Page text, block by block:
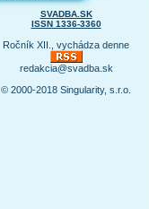
SVADBA.SK
ISSN 1336-3360
Ročník XII., vychádza denne
redakcia@svadba.sk
© 2000-2018 Singularity, s.r.o.